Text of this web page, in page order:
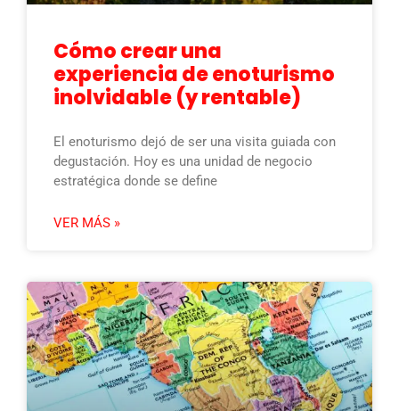
Cómo crear una
experiencia de enoturismo
inolvidable (y rentable)
El enoturismo dejó de ser una visita guiada con
degustación. Hoy es una unidad de negocio
estratégica donde se define
VER MÁS »